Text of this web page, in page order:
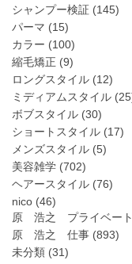
シャンプー検証 (145)
パーマ (15)
カラー (100)
縮毛矯正 (9)
ロングスタイル (12)
ミディアムスタイル
ボブスタイル (30)
ショートスタイル (17)
メンズスタイル (5)
美容雑学 (702)
ヘアースタイル (76)
nico (46)
原 浩之 プライベート
原 浩之 仕事 (893)
未分類 (31)